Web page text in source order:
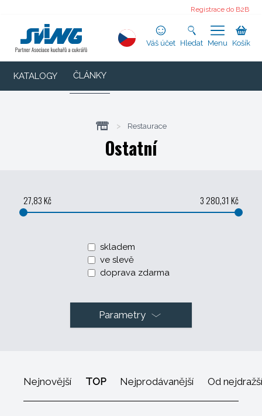
Registrace do B2B
Váš účet Hledat Menu Košík
KATALOGY ČLÁNKY
> Restaurace
Ostatní
27,83 Kč 3 280,31 Kč
skladem
ve slevě
doprava zdarma
Parametry
Nejnovější TOP Nejprodávanější Od